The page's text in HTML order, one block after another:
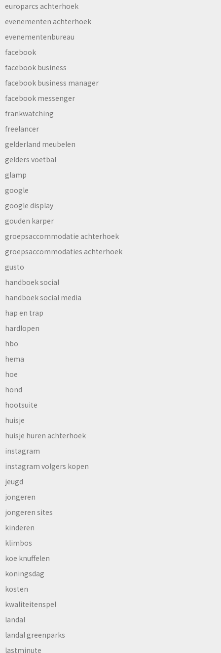
europarcs achterhoek
evenementen achterhoek
evenementenbureau
facebook
facebook business
facebook business manager
facebook messenger
frankwatching
freelancer
gelderland meubelen
gelders voetbal
glamp
google
google display
gouden karper
groepsaccommodatie achterhoek
groepsaccommodaties achterhoek
gusto
handboek social
handboek social media
hap en trap
hardlopen
hbo
hema
hoe
hond
hootsuite
huisje
huisje huren achterhoek
instagram
instagram volgers kopen
jeugd
jongeren
jongeren sites
kinderen
klimbos
koe knuffelen
koningsdag
kosten
kwaliteitenspel
landal
landal greenparks
lastminute